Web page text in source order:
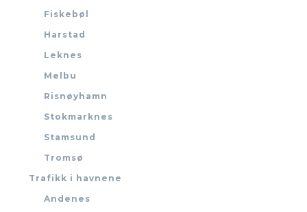
Fiskebøl
Harstad
Leknes
Melbu
Risnøyhamn
Stokmarknes
Stamsund
Tromsø
Trafikk i havnene
Andenes